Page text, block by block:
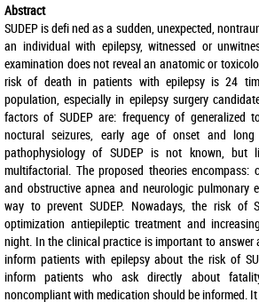
Abstract
SUDEP is defi ned as a sudden, unexpected,
an individual with epilepsy, witnessed or
examination does not reveal an anatomic or
risk of death in patients with epilepsy is 24
population, especially in epilepsy surgery
factors of SUDEP are: frequency of generalized
noctural seizures, early age of onset and
pathophysiology of SUDEP is not known, but
multifactorial. The proposed theories encompass:
and obstructive apnea and neurologic pulmonary
way to prevent SUDEP. Nowadays, the risk of
optimization antiepileptic treatment and
night. In the clinical practice is important to
inform patients with epilepsy about the risk of
inform patients who ask directly about
noncompliant with medication should be informed.